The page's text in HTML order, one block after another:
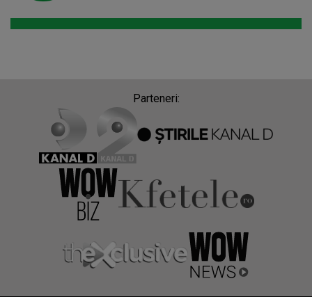
Parteneri: